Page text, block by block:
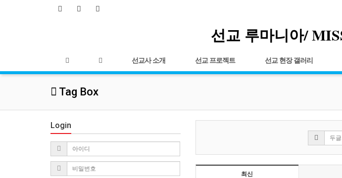
선교 루마니아/
선교사 소개 선교 프로젝트 선교 현장 갤러리
Tag Box
최신
Login